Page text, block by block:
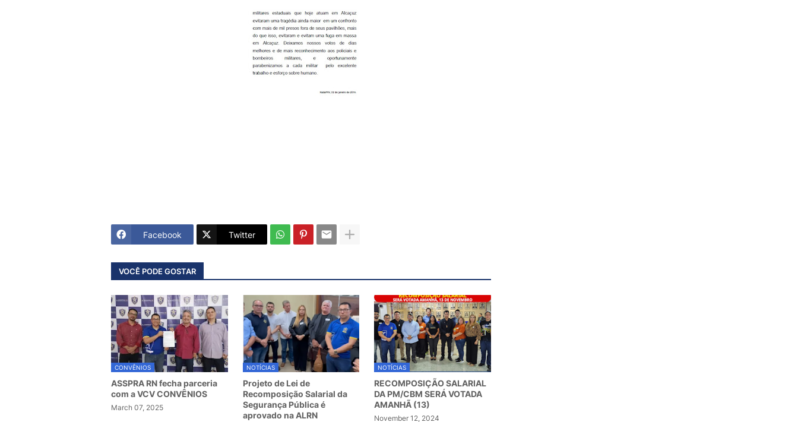
Facebook Twitter
VOCÊ PODE GOSTAR
CONVÊNIOS
ASSPRA RN fecha parceria
com a VCV CONVÊNIOS
March 07, 2025
NOTÍCIAS
Projeto de Lei de
Recomposição Salarial da
Segurança Pública é
aprovado na ALRN
NOTÍCIAS
RECOMPOSIÇÃO SALARIAL
DA PM/CBM SERÁ VOTADA
AMANHÃ (13)
November 12, 2024